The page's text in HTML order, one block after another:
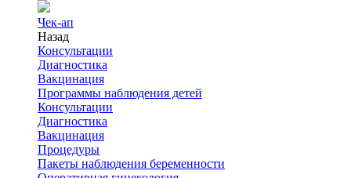
Чек-ап
Назад
Консультации
Диагностика
Вакцинация
Программы наблюдения детей
Консультации
Диагностика
Вакцинация
Процедуры
Пакеты наблюдения беременности